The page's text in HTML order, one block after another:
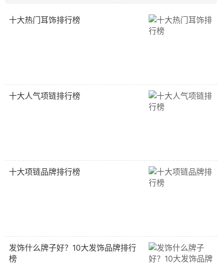
十大热门耳饰排行榜
十大人气项链排行榜
十大项链品牌排行榜
发饰什么牌子好？10大发饰品牌排行
榜